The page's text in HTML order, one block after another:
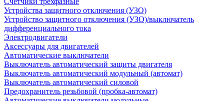
Устройства защитного отключения (УЗО)
Устройство защитного отключения (УЗО)/выключатель
дифференциального тока
Электродвигатели
Аксессуары для двигателей
Автоматические выключатели
Выключатель автоматический защиты двигателя
Выключатель автоматический модульный (автомат)
Выключатель автоматический силовой
Предохранитель резьбовой (пробка-автомат)